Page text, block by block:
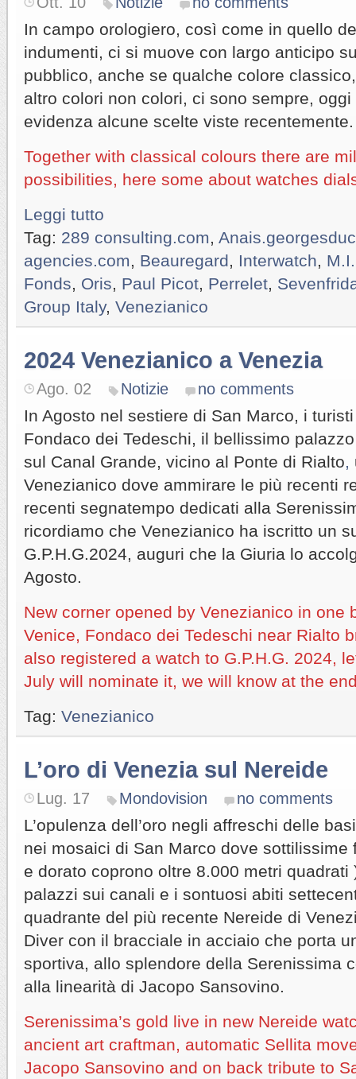
In campo orologiero, così come in quello
indumenti, ci si muove con largo anticipo
pubblico, anche se qualche colore
altro colori non colori, ci sono sempre,
evidenza alcune scelte viste recentemente.
Together with classical colours there are
possibilities, here some about watches
Leggi tutto
Tag: 289 consulting.com
agencies.com
Beauregard Interwatch
Fonds
Oris Paul Picot Perrelet
Group Italy, Venezianico
2024 Venezianico a Venezia
Ago. 02 Notizie no comments
In Agosto nel sestiere di San Marco, i
Fondaco dei Tedeschi, il bellissimo
sul Canal Grande, vicino al Ponte di Rialto
Venezianico dove ammirare le più recenti
recenti segnatempo dedicati alla
ricordiamo che Venezianico ha iscritto un
G.P.H.G.2024, auguri che la Giuria lo
Agosto.
New corner opened by Venezianico in one
Venice, Fondaco dei Tedeschi near Rialto
also registered a watch to G.P.H.G. 2024,
July will nominate it, we will know at the
Tag: Venezianico
L’oro di Venezia sul Nereide
Lug. 17 Mondovision no comments
L’opulenza dell’oro negli affreschi delle
nei mosaici di San Marco dove sottilissime
e dorato coprono oltre 8.000 metri
palazzi sui canali e i sontuosi abiti
quadrante del più recente Nereide di
Diver con il bracciale in acciaio che porta
sportiva, allo splendore della Serenissima
alla linearità di Jacopo Sansovino.
Serenissima’s gold live in new Nereide
ancient art craftman, automatic Sellita
Jacopo Sansovino and on back tribute to